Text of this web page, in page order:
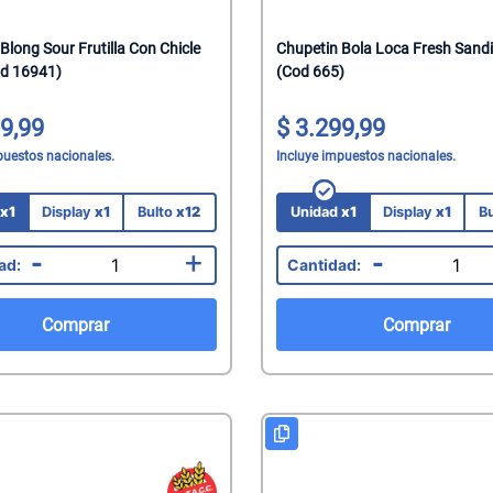
Protectores
Sour Frutilla Con Chicle
16941)
nacionales.
x1 Display x1 Bultox12
- +
Comprar
Chupetin Bola Loca Fresh
(Cod 665)
3.299,99
Incluye impuestos nacionales.
Unidadx1 Display x1
-
Comprar